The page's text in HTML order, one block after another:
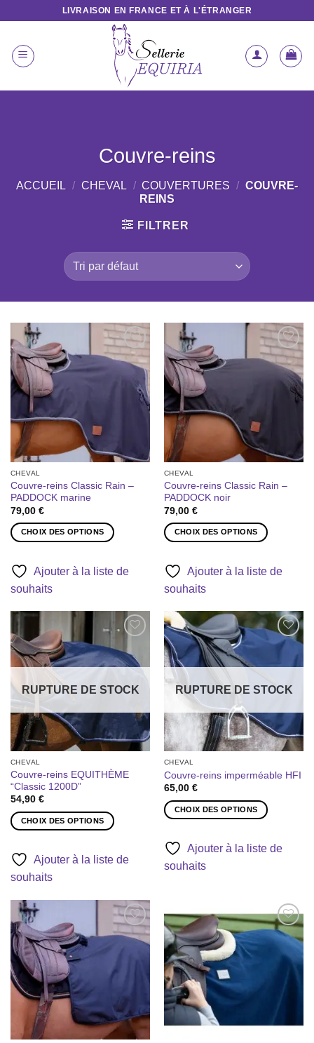
contenu
LIVRAISON EN FRANCE ET À L'ÉTRANGER
Couvre-reins
ACCUEIL / CHEVAL / COUVERTURES / COUVRE-
REINS
FILTRER
Ajouter
à la liste
souhaits
CHEVAL
Couvre-reins Classic Rain –
PADDOCK marine
79,00 €
CHOIX DES OPTIONS
produit
a
plusieurs
Les
options
peuvent
être
choisies
sur
la
page
du
produit
Ajouter à la liste de
souhaits
Ajouter
à la liste
souhaits
CHEVAL
Couvre-reins Classic Rain –
PADDOCK noir
79,00 €
CHOIX DES OPTIONS
produit
a
plusieurs
Les
options
peuvent
être
choisies
sur
la
page
du
produit
Ajouter à la liste de
souhaits
Ajouter
à la liste
de
RUPTURE DE STOCK
CHEVAL
Couvre-reins EQUITHÈME
“Classic 1200D”
54,90 €
CHOIX DES OPTIONS
produit
a
plusieurs
Les
options
peuvent
être
choisies
sur
Ajouter à la liste de
souhaits
Ajouter
à la liste
de
RUPTURE DE STOCK
CHEVAL
Couvre-reins imperméable HFI
65,00 €
CHOIX DES OPTIONS
produit
a
plusieurs
options
peuvent
être
choisies
sur
la
page
du
Ajouter à la liste de
souhaits
Ajouter
à la liste
Ajouter
à la liste
de
souhaits